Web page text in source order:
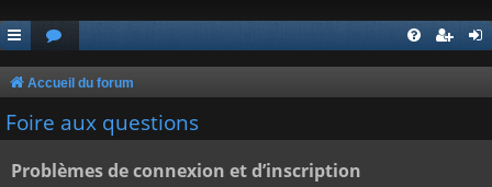
Accueil du forum
Foire aux questions
Problèmes de connexion et d’inscription